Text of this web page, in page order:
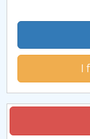
Taxe
Taxe
I